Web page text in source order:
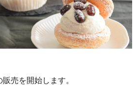
売を開始します。